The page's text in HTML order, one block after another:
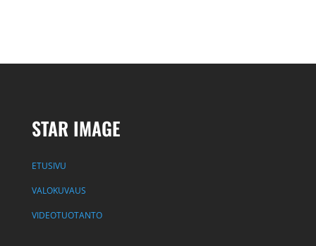
STAR IMAGE
ETUSIVU
VALOKUVAUS
VIDEOTUOTANTO